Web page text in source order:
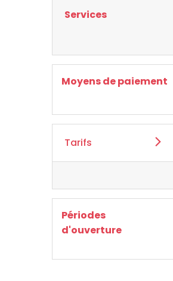
Services
Moyens de paiement
Tarifs
Périodes
d'ouverture